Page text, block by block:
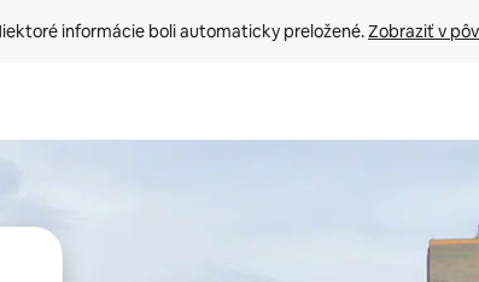
informácie boli automaticky preložené. Zobraziť v